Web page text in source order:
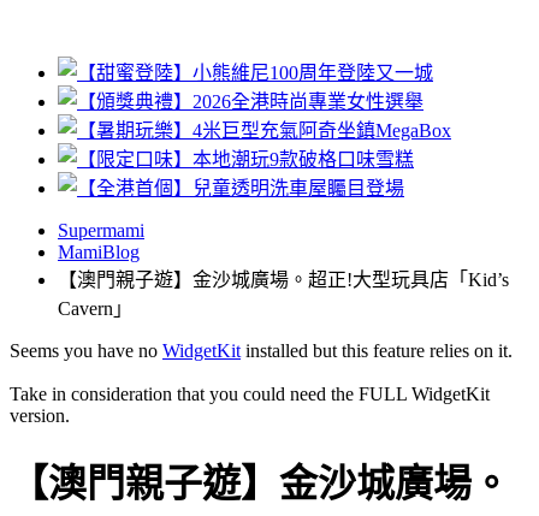
Supermami
MamiBlog
【澳門親子遊】金沙城廣場。超正!大型玩具店「Kid’s
Cavern」
Seems you have no WidgetKit installed but this feature relies on it.
Take in consideration that you could need the FULL WidgetKit
version.
【澳門親子遊】金沙城廣場。